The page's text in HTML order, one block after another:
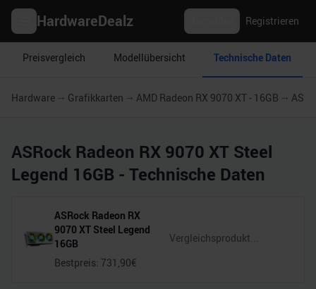
HardwareDealz Registrieren
Preisvergleich Modellübersicht Technische Daten
Hardware Grafikkarten AMD Radeon RX 9070 XT - 16GB
ASRock Radeon RX 9070 XT Steel
Legend 16GB - Technische Daten
ASRock Radeon RX
9070 XT Steel Legend
16GB
Bestpreis: 731,90€